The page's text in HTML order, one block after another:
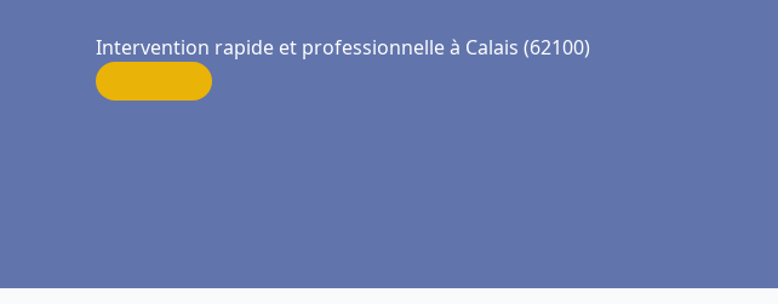
Intervention rapide et professionnelle à Calais (62100)